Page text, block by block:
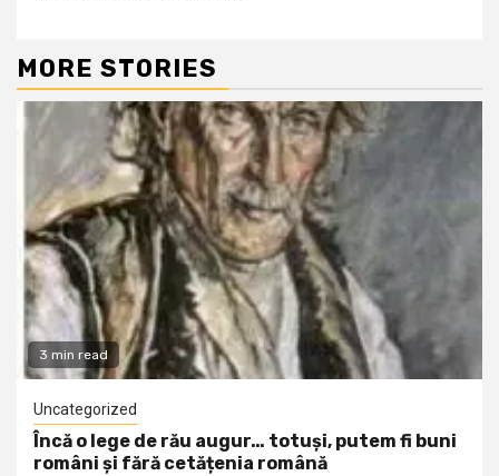
MORE STORIES
3 min read
Uncategorized
Încă o lege de rău augur… totuși, putem fi buni
români și fără cetățenia română